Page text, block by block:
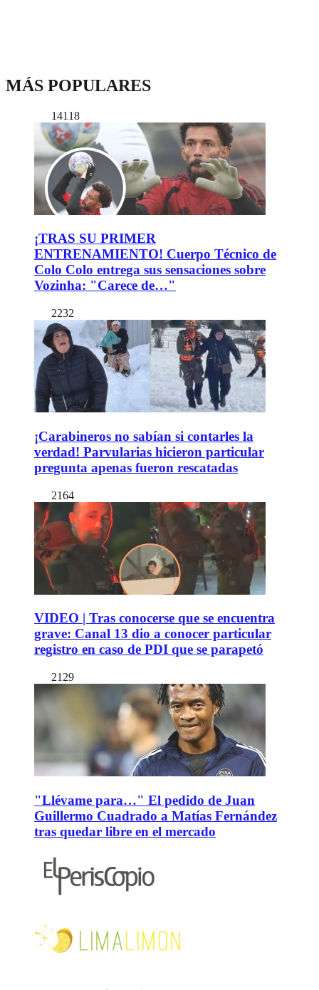
MÁS POPULARES
14118
¡TRAS SU PRIMER
ENTRENAMIENTO! Cuerpo Técnico de
Colo Colo entrega sus sensaciones sobre
Vozinha: "Carece de…"
2232
¡Carabineros no sabían si contarles la
verdad! Parvularias hicieron particular
pregunta apenas fueron rescatadas
2164
VIDEO | Tras conocerse que se encuentra
grave: Canal 13 dio a conocer particular
registro en caso de PDI que se parapetó
2129
"Llévame para…" El pedido de Juan
Guillermo Cuadrado a Matías Fernández
tras quedar libre en el mercado